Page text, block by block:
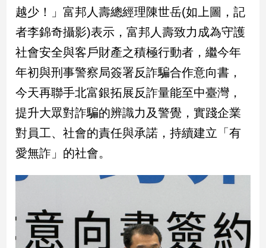
技/
遊
戲
運
動
寵
物
Pet
影
專
合
越少！」富邦人壽總經理陳世岳(如上圖，記
者李錦奇攝影)表示，富邦人壽致力成為守護
社會安全與客戶財產之積極行動者，繼今年
年初與刑事警察局簽署反詐騙合作意向書，
今天再聯手北富銀拓展反詐量能至中臺灣，
提升大眾對詐騙的辨識力及警覺，實踐企業
對員工、社會的責任與承諾，持續建立「有
愛無詐」的社會。